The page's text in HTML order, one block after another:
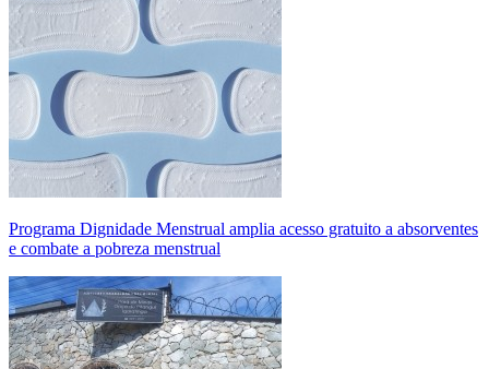
Programa Dignidade Menstrual amplia acesso gratuito a absorventes
e combate a pobreza menstrual